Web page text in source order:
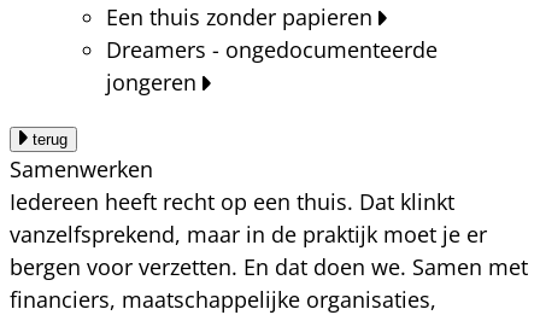
Een thuis zonder papieren
Dreamers - ongedocumenteerde
jongeren
terug
Samenwerken
Iedereen heeft recht op een thuis. Dat klinkt
vanzelfsprekend, maar in de praktijk moet je er
bergen voor verzetten. En dat doen we. Samen met
financiers, maatschappelijke organisaties,